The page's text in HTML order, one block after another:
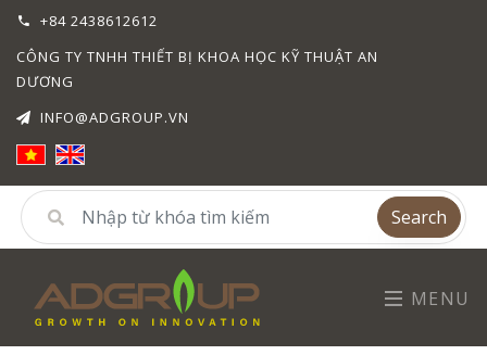
+84 2438612612
CÔNG TY TNHH THIẾT BỊ KHOA HỌC KỸ THUẬT AN
DƯƠNG
INFO@ADGROUP.VN
Search
MENU